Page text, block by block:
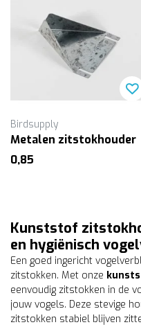
Birdsupply
Metalen zitstokhouder
0,85
Kunststof
en hygiënisch
Een goed ingericht
zitstokken. Met onze
eenvoudig zitstokken in de
jouw vogels. Deze stevige
zitstokken stabiel blijven